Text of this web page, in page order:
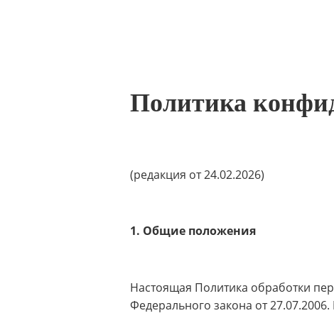
Политика
(редакция от 24.02.2026)
1. Общие положения
Настоящая Политика обработки
Федерального закона от